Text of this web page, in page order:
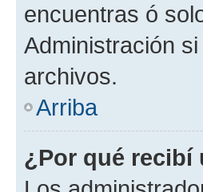
encuentras ó
Administración
archivos.
Arriba
¿Por qué recibí